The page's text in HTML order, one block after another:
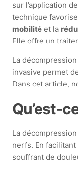
sur l’application
technique
mobilité et la
Elle offre un
La
invasive permet
Dans cet article,
Qu’est-
La
nerfs. En
souffrant de